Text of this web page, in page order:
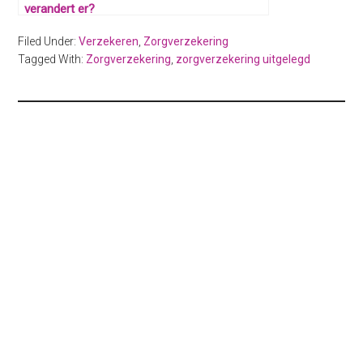
verandert er?
Filed Under:Verzekeren Zorgverzekering
Tagged With: Zorgverzekering zorgverzekering uitgelegd